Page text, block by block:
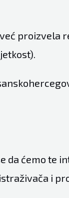
proizvela
da ćemo te
i